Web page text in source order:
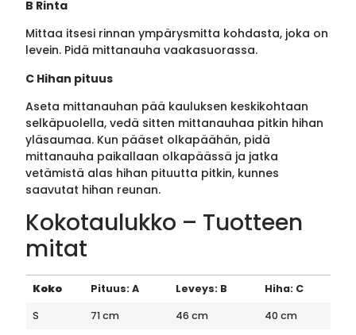
B Rinta
Mittaa itsesi rinnan ympärysmitta kohdasta, joka on
levein. Pidä mittanauha vaakasuorassa.
C Hihan pituus
Aseta mittanauhan pää kauluksen keskikohtaan
selkäpuolella, vedä sitten mittanauhaa pitkin hihan
yläsaumaa. Kun pääset olkapäähän, pidä
mittanauha paikallaan olkapäässä ja jatka
vetämistä alas hihan pituutta pitkin, kunnes
saavutat hihan reunan.
Kokotaulukko – Tuotteen
mitat
Koko Pituus: A Leveys: B
Hiha: C
S
71 cm 46 cm
40 cm